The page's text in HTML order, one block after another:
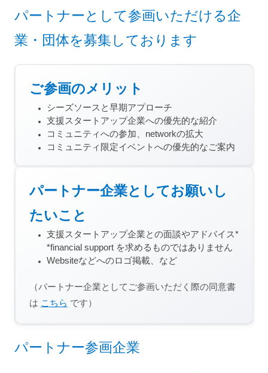
パートナーとして参画いただける企
業・団体を募集しております
ご参画のメリット
シーズソースと早期アプローチ
支援スタートアップ企業への優先的な紹介
コミュニティへの参加、networkの拡大
コミュニティ限定イベントへの優先的なご案内
パートナー企業としてお願いし
たいこと
支援スタートアップ企業との面談やアドバイス*
*financial support を求めるものではありません
Websiteなどへのロゴ掲載、など
（パートナー企業としてご参画いただく際の同意書
は こちら です）
パートナー参画企業